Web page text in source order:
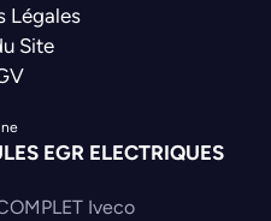
Légales
Site
EGR ELECTRIQUES
Iveco